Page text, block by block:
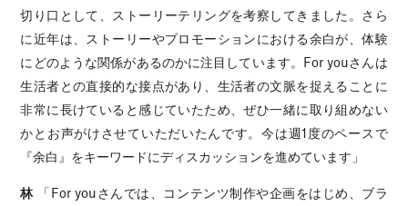
切り口として、ストーリーテリングを考察してきました。さら
に近年は、ストーリーやプロモーションにおける余白が、体験
にどのような関係があるのかに注目しています。For youさんは
生活者との直接的な接点があり、生活者の文脈を捉えることに
非常に長けていると感じていたため、ぜひ一緒に取り組めない
かとお声がけさせていただいたんです。今は週1度のペースで
『余白』をキーワードにディスカッションを進めています」
林「For youさんでは、コンテンツ制作や企画をはじめ、ブラ